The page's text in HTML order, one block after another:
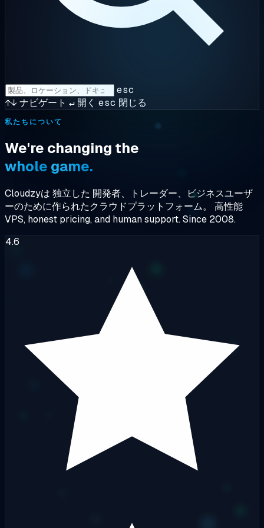
esc
↑↓ ナビゲート ↵ 開く esc 閉じる
私たちについて
We're changing the
whole game.
Cloudzyは 独立した 開発者、トレーダー、ビジネスユーザ
ーのために作られたクラウドプラットフォーム。 高性能
VPS, honest pricing, and human support. Since 2008.
4.6